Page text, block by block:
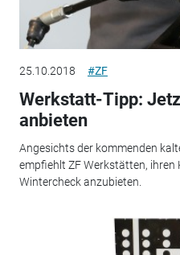
25.10.2018 #ZF
Werkstatt-Tipp:
anbieten
Angesichts der kommenden
empfiehlt ZF Werkstätten, ihren
Wintercheck anzubieten.